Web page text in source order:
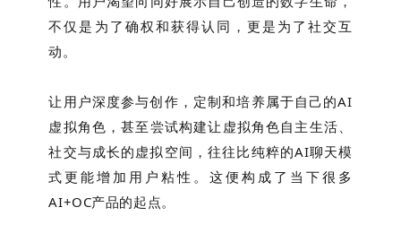
不仅是为了确权和获得认同，更是为了社交互
动。
让用户深度参与创作，定制和培养属于自己的AI
虚拟角色，甚至尝试构建让虚拟角色自主生活、
社交与成长的虚拟空间，往往比纯粹的AI聊天模
式更能增加用户粘性。这便构成了当下很多
AI+OC产品的起点。